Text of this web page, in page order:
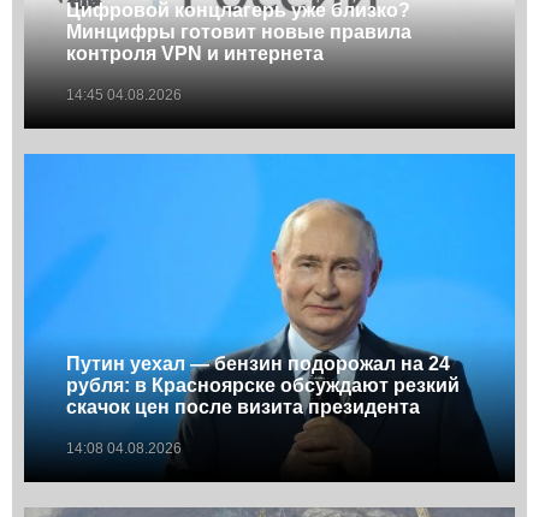
Цифровой концлагерь уже близко?
Минцифры готовит новые правила
контроля VPN и интернета
14:45 04.08.2026
Путин уехал — бензин подорожал на 24
рубля: в Красноярске обсуждают резкий
скачок цен после визита президента
14:08 04.08.2026